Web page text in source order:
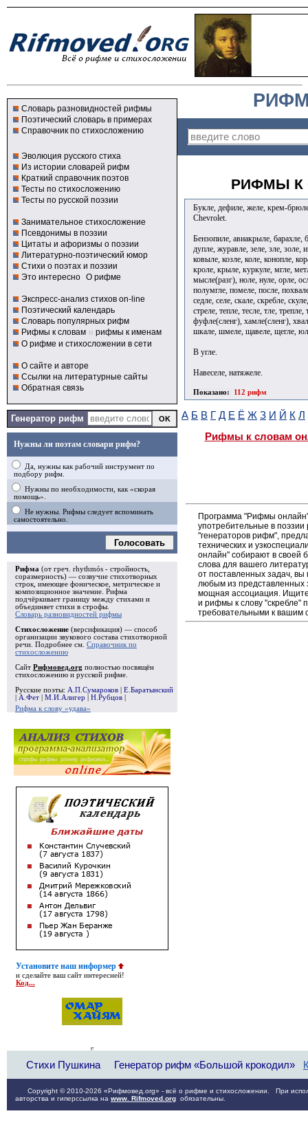
Словарь разновидностей рифмы
Поэтический словарь в примерах
Справочник по стихосложению
Эволюция русского стиха
Из истории словарей рифм
Краткий справочник поэтов
Тесты по стихосложению
Тесты по русской поэзии
Занимательное стихосложение
Псевдонимы в поэзии
Цитаты и афоризмы о поэзии
Литературно-поэтический юмор
Стихи о поэтах и поэзии
Это интересно О рифме
Экспресс-анализ стихов on-line
Поэтический календарь
Словарь популярных рифм
Рифмы к словам и рифмы к именам
О рифме и стихосложении в сети
О сайте и авторе
Ссылки на литературные сайты
Обратная связь
Генератор рифм
Нужны ли поэтам словари рифм?
Да, нужны как рабочий инструмент по
подбору рифм.
Нужны по необходимости, как «скорая
помощь».
Не нужны. Рифмы следует вспоминать
самостоятельно.
Голосовать
Рифма (от греч. rhythmós - стройность,
соразмерность) — созвучие стихотворных
строк, имеющее фоническое, метрическое и
композиционное значение. Рифма
подчёркивает границу между стихами и
объединяет стихи в строфы
Словарь разновидностей рифмы
Стихосложение (версификация) — способ
организации звукового состава стихотворной
речи. Подробнее см. Справочник по
стихосложению
Сайт Рифмовед.org полностью посвящён
стихосложению и русской рифме.
Русские поэты: А.П.Сумароков
Е.Баратынский
А.Фет М.И.Алигер Н.Рубцов
Рифма к слову «удава»
Установите наш информер
и сделайте ваш сайт интересней!
Код...
РИФМЫ К
Букле, дефиле, желе, крем-
Chevrolet.
Бензопиле, авиакрыле, барахле,
дупле, журавле, зеле, зле, золе,
ковыле, козле, коле, конопле,
кроле, крыле, куркуле, мгле,
мысле(разг), ноле, нуле, орле,
полумгле, помеле, после,
седле, селе, скале, скребле,
стреле, тепле, тесле, тле,
фуфле(сленг), хамле(сленг),
шкале, шмеле, щавеле, щегле,
В угле.
Навеселе, натяжеле.
Показано: 112 рифм
А Б В Г Д Е Ё Ж З И Й К Л
Рифмы к словам
Программа "Рифмы
употребительные в
"генераторов рифм",
технических и
онлайн" собирают в своей
слова для вашего
от поставленных задач,
любым из
мощная ассоциация. Ищите
и рифмы к слову "скребле"
требовательными к вашим
Стихи Пушкина Генератор рифм «Большой крокодил»
Copyright © 2010-2026 «Рифмовед.org» - всё о рифме и стихосложении. При
авторства и гиперссылка на www. Rifmoved.org обязательны.